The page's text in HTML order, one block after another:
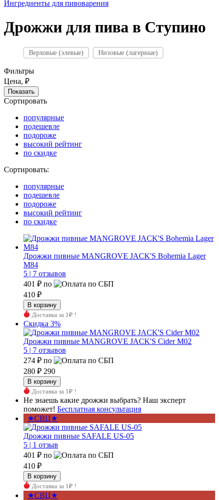
Ингредиенты для пивоварения
Дрожжи для пива в Ступино
Верховые (элевые) Низовые (лагерные)
Фильтры
Цена, ₽
Сортировать
популярные
подешевле
подороже
высокий рейтинг
по скидке
Сортировать:
популярные
подешевле
подороже
высокий рейтинг
по скидке
Дрожжи пивные MANGROVE JACK'S Bohemia Lager
M84
5 | 7 отзывов
401 ₽ по
410 ₽
Доставка за 1₽ !
Скидка 3%
Дрожжи пивные MANGROVE JACK'S Cider M02
5 | 7 отзывов
274 ₽ по
280 ₽ 290
Доставка за 1₽ !
Не знаешь какие дрожжи выбрать? Наш эксперт
поможет! Бесплатная консультация
★СВЦ★
Дрожжи пивные SAFALE US-05
5 | 1 отзыв
401 ₽ по
410 ₽
Доставка за 1₽ !
★СВЦ★